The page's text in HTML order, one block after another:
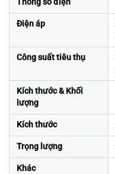
Điện áp
Công suất tiêu thụ
Kích thước & Khối
lượng
Kích thước
Trọng lượng
Khác